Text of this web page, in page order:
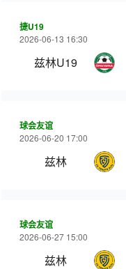
捷U19
2026-06-13 16:30
兹林U19
球会友谊
2026-06-20 17:00
兹林
球会友谊
2026-06-27 15:00
兹林